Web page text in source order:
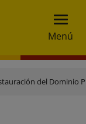
Menú
del Dominio